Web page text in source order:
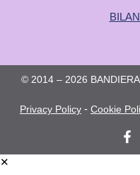
© 2014 – 2026
Privacy Policy - Cookie
✕